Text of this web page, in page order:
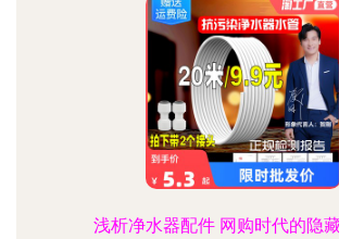
浅析净水器配件 网购时代的隐